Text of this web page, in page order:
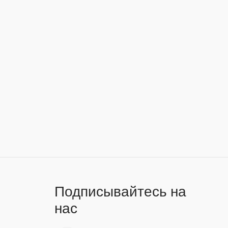
Подписывайтесь на
нас